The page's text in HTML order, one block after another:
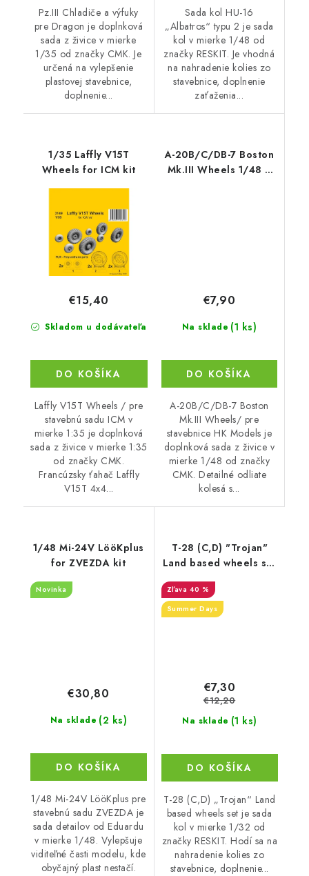
Pz.III Chladiče a výfuky
pre Dragon je doplnková
sada z živice v mierke
1/35 od značky CMK. Je
určená na vylepšenie
plastovej stavebnice,
doplnenie...
Sada kol HU-16
„Albatros“ typu 2 je sada
kol v mierke 1/48 od
značky RESKIT. Je vhodná
na nahradenie kolies zo
stavebnice, doplnenie
zaťaženia...
1/35 Laffly V15T
Wheels for ICM kit
Skladom u dodávateľa
€15,40
DO KOŠÍKA
Laffly V15T Wheels / pre
stavebnú sadu ICM v
mierke 1:35 je doplnková
sada z živice v mierke 1:35
od značky CMK.
Francúzsky ťahač Laffly
V15T 4x4...
A-20B/C/DB-7 Boston
Mk.III Wheels 1/48 /
Na sklade (1 ks)
€7,90
DO KOŠÍKA
A-20B/C/DB-7 Boston
Mk.III Wheels/ pre
stavebnice HK Models je
doplnková sada z živice v
mierke 1/48 od značky
CMK. Detailné odliate
kolesá s...
1/48 Mi-24V LööKplus
for ZVEZDA kit
Novinka
Na sklade (2 ks)
€30,80
DO KOŠÍKA
1/48 Mi-24V LööKplus pre
stavebnú sadu ZVEZDA je
sada detailov od Eduardu
v mierke 1/48. Vylepšuje
viditeľné časti modelu, kde
obyčajný plast nestačí.
T-28 (C,D) "Trojan"
Land based wheels set
(1/32)
40 %
Summer Days
Na sklade (1 ks)
€7,30
€12,20
DO KOŠÍKA
T-28 (C,D) „Trojan“ Land
based wheels set je sada
kol v mierke 1/32 od
značky RESKIT. Hodí sa na
nahradenie kolies zo
stavebnice, doplnenie...